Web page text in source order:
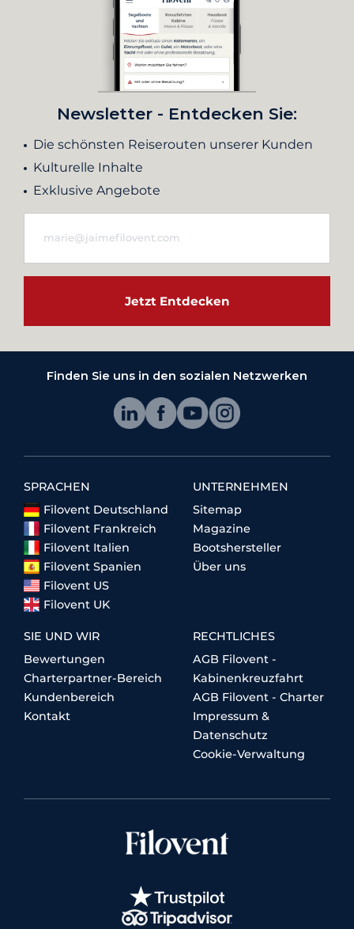
Newsletter - Entdecken Sie:
Die schönsten Reiserouten unserer Kunden
Kulturelle Inhalte
Exklusive Angebote
Jetzt Entdecken
Finden Sie uns in den sozialen Netzwerken
SPRACHEN
Filovent Deutschland
Filovent Frankreich
Filovent Italien
Filovent Spanien
Filovent US
Filovent UK
UNTERNEHMEN
Sitemap
Magazine
Bootshersteller
Über uns
SIE UND WIR
Bewertungen
Charterpartner-Bereich
Kundenbereich
Kontakt
RECHTLICHES
AGB Filovent -
Kabinenkreuzfahrt
AGB Filovent - Charter
Impressum &
Datenschutz
Cookie-Verwaltung